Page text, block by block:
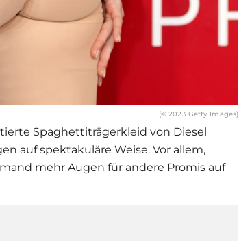
(© 2023 Getty Images)
Spaghettiträgerkleid von Diesel
auf spektakuläre Weise. Vor allem,
mehr Augen für andere Promis auf